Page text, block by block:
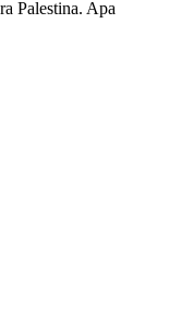
Palestina. Apa